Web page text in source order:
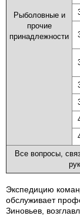
Рыболовные и
прочие
принадлежности
Все вопросы,
Экспедицию
обслуживает
Зиновьев,